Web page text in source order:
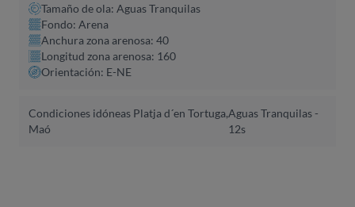
Tamaño de ola: Aguas Tranquilas
Fondo: Arena
Anchura zona arenosa: 40
Longitud zona arenosa: 160
Orientación: E-NE
Condiciones idóneas Platja d´en Tortuga,
Maó
Aguas Tranquilas -
12s